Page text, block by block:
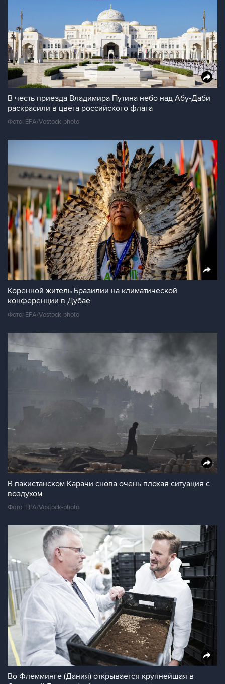
В честь приезда Владимира Путина небо над Абу-Даби
раскрасили в цвета российского флага
Фото: EPA/Vostock-photo
Коренной житель Бразилии на климатической
конференции в Дубае
Фото: EPA/Vostock-photo
В пакистанском Карачи снова очень плохая ситуация с
воздухом
Фото: EPA/Vostock-photo
Во Флемминге (Дания) открывается крупнейшая в